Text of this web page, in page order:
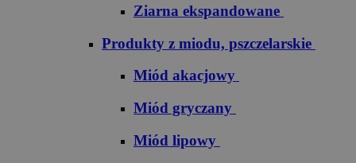
Ziarna ekspandowane
Produkty z miodu, pszczelarskie
Miód akacjowy
Miód gryczany
Miód lipowy